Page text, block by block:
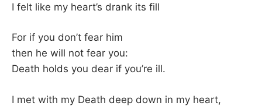
I felt like my heart’s drank its fill
For if you don’t fear him
then he will not fear you:
Death holds you dear if you’re ill.
I met with my Death deep down in my heart,